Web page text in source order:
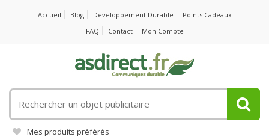
Accueil Blog Développement Durable
Points Cadeaux
FAQ
Contact Mon Compte
un
objet
publicitaire
Mes produits préférés